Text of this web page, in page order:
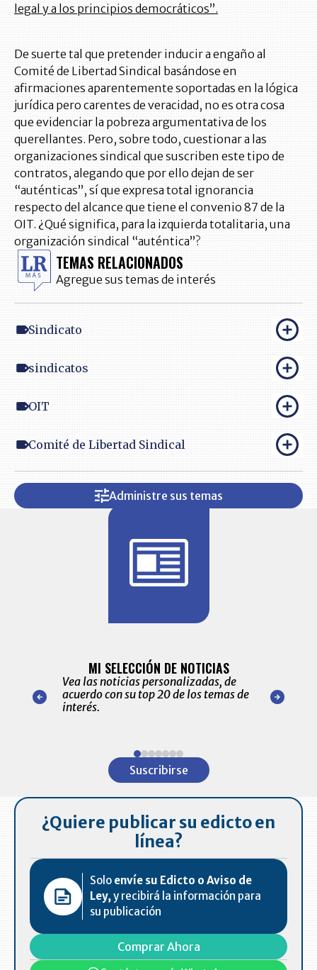
legal y a los principios democráticos”.
De suerte tal que pretender inducir a engaño al
Comité de Libertad Sindical basándose en
afirmaciones aparentemente soportadas en la lógica
jurídica pero carentes de veracidad, no es otra cosa
que evidenciar la pobreza argumentativa de los
querellantes. Pero, sobre todo, cuestionar a las
organizaciones sindical que suscriben este tipo de
contratos, alegando que por ello dejan de ser
“auténticas”, sí que expresa total ignorancia
respecto del alcance que tiene el convenio 87 de la
OIT. ¿Qué significa, para la izquierda totalitaria, una
organización sindical “auténtica”?
TEMAS RELACIONADOS
Agregue sus temas de interés
Sindicato
sindicatos
OIT
Comité de Libertad Sindical
Administre sus temas
nuestro
para
MI SELECCIÓN DE NOTICIAS
Vea las noticias personalizadas, de
acuerdo con su top 20 de los temas de
interés.
de las
Suscribirse
¿Quiere publicar su edicto en
línea?
Solo envíe su Edicto o Aviso de
Ley,y recibirá la información para
su publicación
Comprar Ahora